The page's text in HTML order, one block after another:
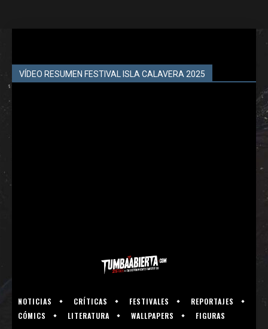
VÍDEO RESUMEN FESTIVAL ISLA CALAVERA 2025
NOTICIAS CRÍTICAS FESTIVALES
REPORTAJES
CÓMICS
LITERATURA WALLPAPERS FIGURAS